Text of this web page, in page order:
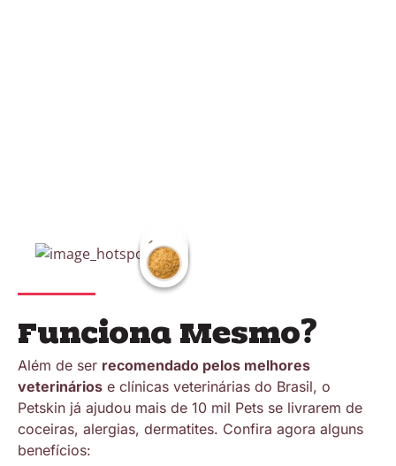
Funciona Mesmo?
Além de ser recomendado pelos melhores
veterinários e clínicas veterinárias do Brasil, o
Petskin já ajudou mais de 10 mil Pets se livrarem de
coceiras, alergias, dermatites. Confira agora alguns
benefícios: